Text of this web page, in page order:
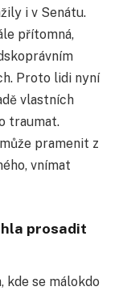
i v Senátu.
přítomná,
Proto lidi nyní
vlastních
traumat.
pramenit z
vnímat
prosadit
kde se málokdo